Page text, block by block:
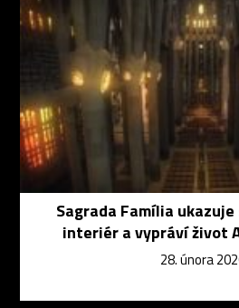
Sagrada Família
interiér a vypráví život
28. února